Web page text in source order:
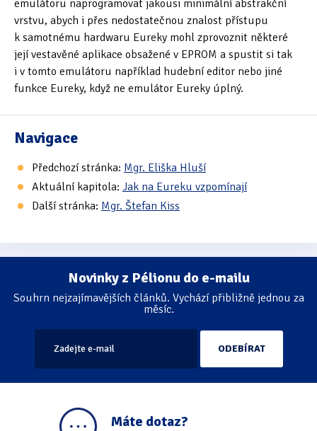
emulátoru naprogramovat jakousi minimální abstrakční
vrstvu, abych i přes nedostatečnou znalost přístupu
k samotnému hardwaru Eureky mohl zprovoznit některé
její vestavěné aplikace obsažené v EPROM a spustit si tak
i v tomto emulátoru například hudební editor nebo jiné
funkce Eureky, když ne emulátor Eureky úplný.
Navigace
Předchozí stránka: Mgr. Eliška Hluší
Aktuální kapitola: Jak na Eureku vzpomínají
Další stránka: Mgr. Štefan Kiss
Novinky z Pélionu do e-mailu
Souhrn nejzajímavějších článků. Vychází přibližně jednou za
měsíc.
Máte dotaz?